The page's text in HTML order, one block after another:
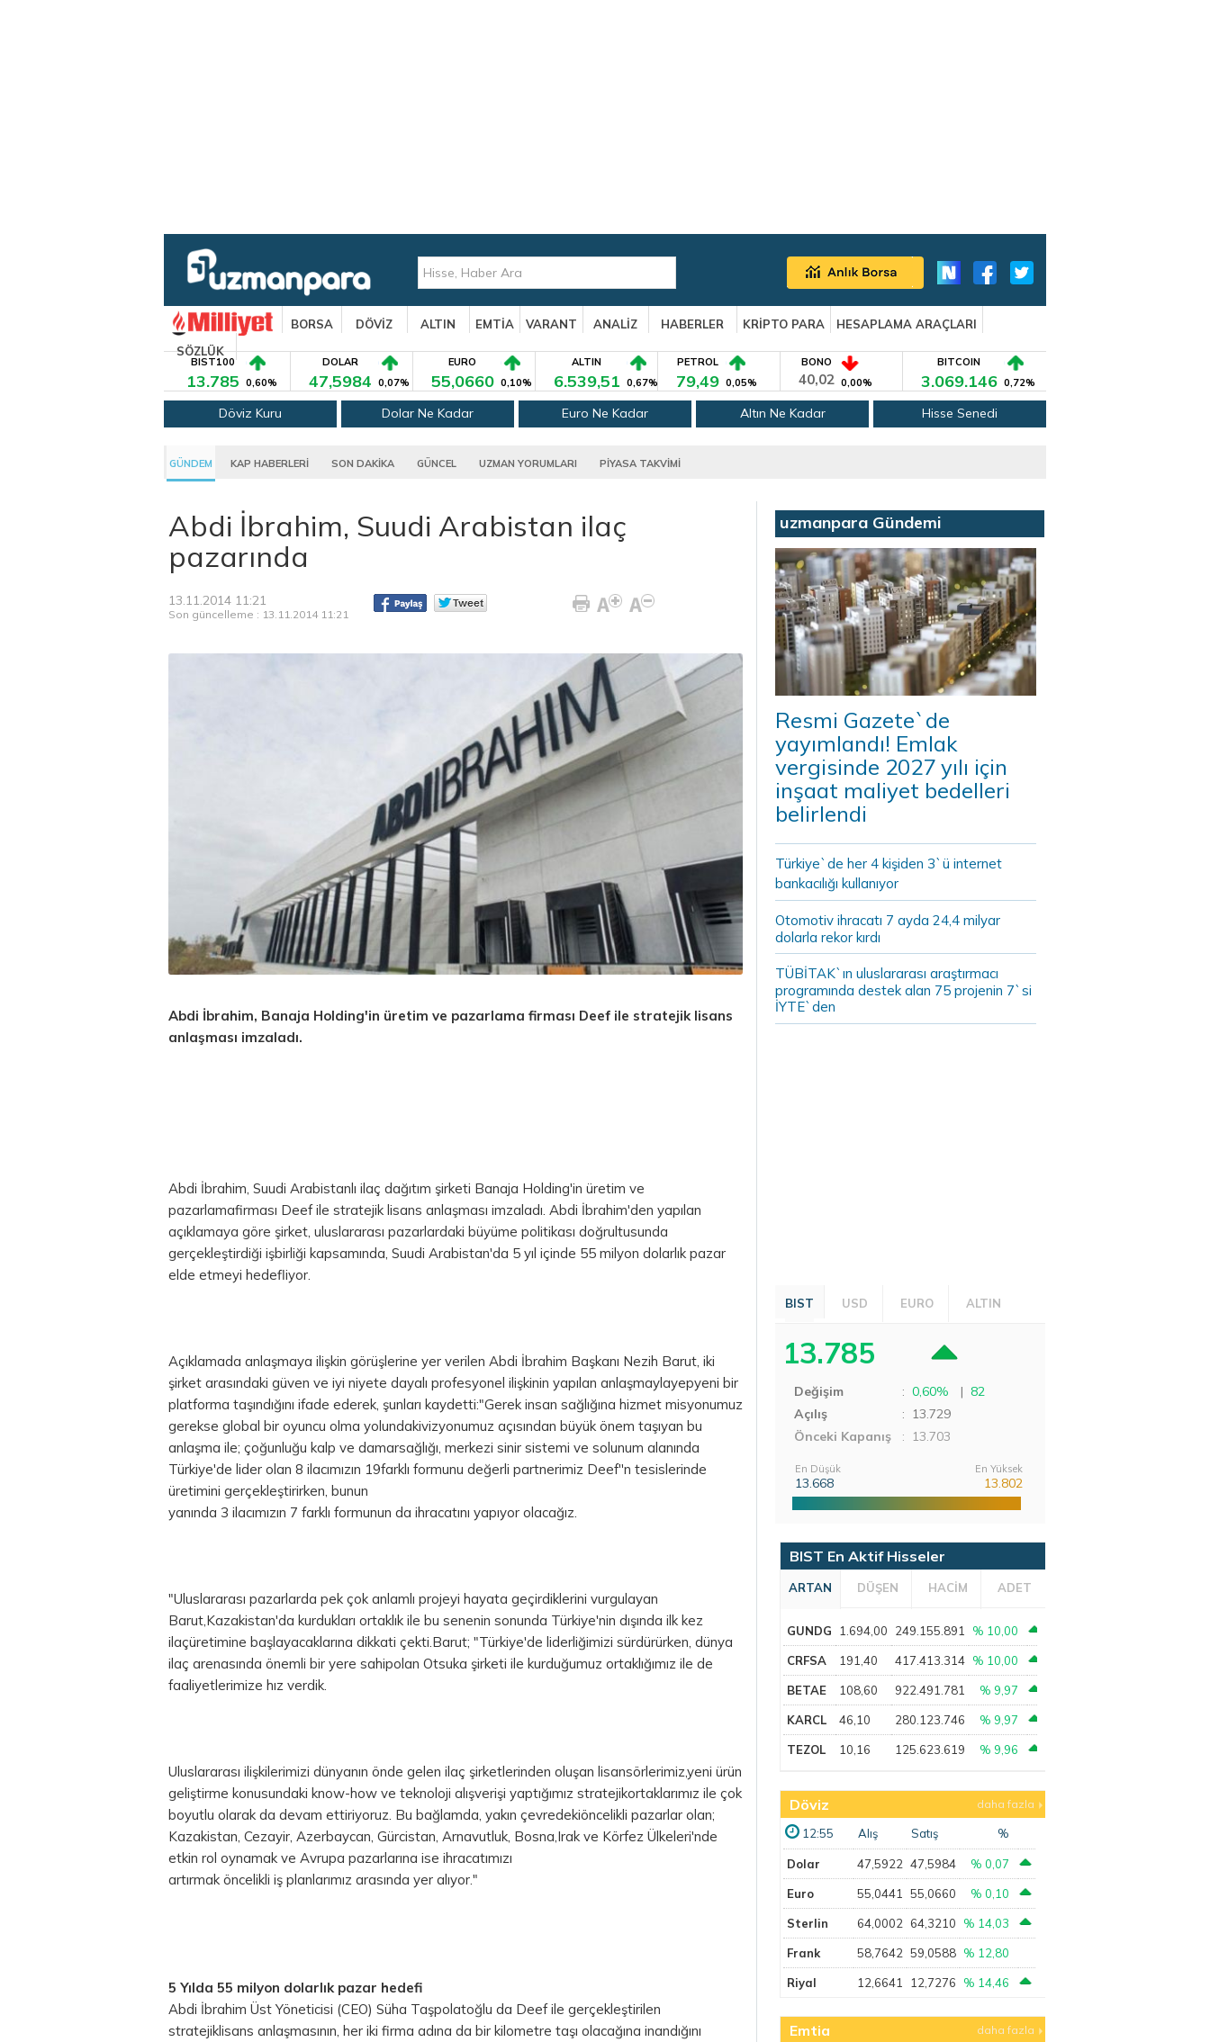
BORSA DÖVİZ ALTIN EMTİA VARANT ANALİZ HABERLER KRİPTO PARA
HESAPLAMA ARAÇLARI
SÖZLÜK
BIST100
13.785 0,60%
DOLAR
47,5984 0,07%
EURO
55,0660 0,10%
ALTIN
6.539,51 0,67%
PETROL
79,49 0,05%
BONO
40,02 0,00%
BITCOIN
3.069.146 0,72%
Döviz Kuru Dolar Ne Kadar Euro Ne Kadar Altın Ne Kadar Hisse Senedi
GÜNDEM KAP HABERLERİ SON DAKİKA GÜNCEL UZMAN YORUMLARI PİYASA TAKVİMİ
Abdi İbrahim, Suudi Arabistan ilaç
pazarında
13.11.2014 11:21
Son güncelleme : 13.11.2014 11:21
Abdi İbrahim, Banaja Holding'in üretim ve pazarlama firması Deef ile stratejik lisans
anlaşması imzaladı.
Abdi İbrahim, Suudi Arabistanlı ilaç dağıtım şirketi Banaja Holding'in üretim ve
pazarlamafirması Deef ile stratejik lisans anlaşması imzaladı. Abdi İbrahim'den yapılan
açıklamaya göre şirket, uluslararası pazarlardaki büyüme politikası doğrultusunda
gerçekleştirdiği işbirliği kapsamında, Suudi Arabistan'da 5 yıl içinde 55 milyon dolarlık pazar
elde etmeyi hedefliyor.
Açıklamada anlaşmaya ilişkin görüşlerine yer verilen Abdi İbrahim Başkanı Nezih Barut, iki
şirket arasındaki güven ve iyi niyete dayalı profesyonel ilişkinin yapılan anlaşmaylayepyeni bir
platforma taşındığını ifade ederek, şunları kaydetti:"Gerek insan sağlığına hizmet misyonumuz
gerekse global bir oyuncu olma yolundakivizyonumuz açısından büyük önem taşıyan bu
anlaşma ile; çoğunluğu kalp ve damarsağlığı, merkezi sinir sistemi ve solunum alanında
Türkiye'de lider olan 8 ilacımızın 19farklı formunu değerli partnerimiz Deef''n tesislerinde
üretimini gerçekleştirirken, bunun
yanında 3 ilacımızın 7 farklı formunun da ihracatını yapıyor olacağız.
"Uluslararası pazarlarda pek çok anlamlı projeyi hayata geçirdiklerini vurgulayan
Barut,Kazakistan'da kurdukları ortaklık ile bu senenin sonunda Türkiye'nin dışında ilk kez
ilaçüretimine başlayacaklarına dikkati çekti.Barut; "Türkiye'de liderliğimizi sürdürürken, dünya
ilaç arenasında önemli bir yere sahipolan Otsuka şirketi ile kurduğumuz ortaklığımız ile de
faaliyetlerimize hız verdik.
Uluslararası ilişkilerimizi dünyanın önde gelen ilaç şirketlerinden oluşan lisansörlerimiz,yeni ürün
geliştirme konusundaki know-how ve teknoloji alışverişi yaptığımız stratejikortaklarımız ile çok
boyutlu olarak da devam ettiriyoruz. Bu bağlamda, yakın çevredekiöncelikli pazarlar olan;
Kazakistan, Cezayir, Azerbaycan, Gürcistan, Arnavutluk, Bosna,Irak ve Körfez Ülkeleri'nde
etkin rol oynamak ve Avrupa pazarlarına ise ihracatımızı
artırmak öncelikli iş planlarımız arasında yer alıyor."
5 Yılda 55 milyon dolarlık pazar hedefi
Abdi İbrahim Üst Yöneticisi (CEO) Süha Taşpolatoğlu da Deef ile gerçekleştirilen
stratejiklisans anlaşmasının, her iki firma adına da bir kilometre taşı olacağına inandığını
uzmanpara Gündemi
Resmi Gazete`de
yayımlandı! Emlak
vergisinde 2027 yılı için
inşaat maliyet bedelleri
belirlendi
Türkiye`de her 4 kişiden 3`ü internet
bankacılığı kullanıyor
Otomotiv ihracatı 7 ayda 24,4 milyar
dolarla rekor kırdı
TÜBİTAK`ın uluslararası araştırmacı
programında destek alan 75 projenin 7`si
İYTE`den
BIST USD EURO ALTIN
13.785
Değişim : 0,60% | 82
Açılış
: 13.729
Önceki Kapanış
: 13.703
En Düşük
13.668
En Yüksek
13.802
BIST En Aktif Hisseler
ARTAN DÜŞEN HACİM ADET
GUNDG 1.694,00 249.155.891 % 10,00
CRFSA 191,40 417.413.314 % 10,00
BETAE 108,60 922.491.781 % 9,97
KARCL 46,10 280.123.746 % 9,97
TEZOL 10,16 125.623.619 % 9,96
Döviz daha fazla
12:55 Alış Satış %
Dolar 47,5922 47,5984 % 0,07
Euro 55,0441 55,0660 % 0,10
Sterlin 64,0002 64,3210 % 14,03
Frank 58,7642 59,0588 % 12,80
Riyal 12,6641 12,7276 % 14,46
Emtia daha fazla